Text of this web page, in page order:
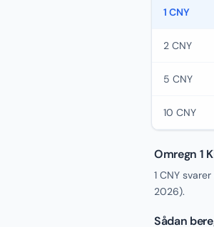
1 CNY
2 CNY
5 CNY
10 CNY
Omregn 1
1 CNY
2026).
Sådan